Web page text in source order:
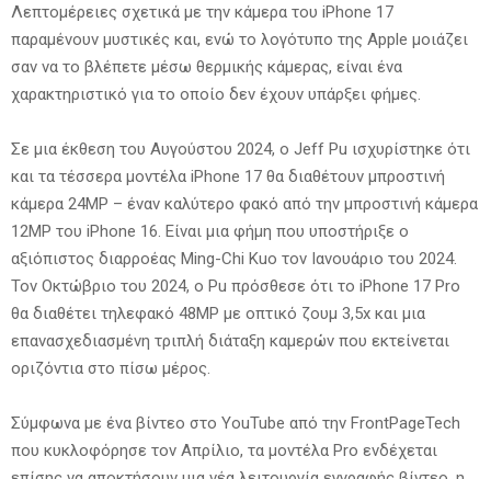
Λεπτομέρειες σχετικά με την κάμερα του iPhone 17
παραμένουν μυστικές και, ενώ το λογότυπο της Apple μοιάζει
σαν να το βλέπετε μέσω θερμικής κάμερας, είναι ένα
χαρακτηριστικό για το οποίο δεν έχουν υπάρξει φήμες.
Σε μια έκθεση του Αυγούστου 2024, ο Jeff Pu ισχυρίστηκε ότι
και τα τέσσερα μοντέλα iPhone 17 θα διαθέτουν μπροστινή
κάμερα 24MP – έναν καλύτερο φακό από την μπροστινή κάμερα
12MP του iPhone 16. Είναι μια φήμη που υποστήριξε ο
αξιόπιστος διαρροέας Ming-Chi Kuo τον Ιανουάριο του 2024.
Τον Οκτώβριο του 2024, ο Pu πρόσθεσε ότι το iPhone 17 Pro
θα διαθέτει τηλεφακό 48MP με οπτικό ζουμ 3,5x και μια
επανασχεδιασμένη τριπλή διάταξη καμερών που εκτείνεται
οριζόντια στο πίσω μέρος.
Σύμφωνα με ένα βίντεο στο YouTube από την FrontPageTech
που κυκλοφόρησε τον Απρίλιο, τα μοντέλα Pro ενδέχεται